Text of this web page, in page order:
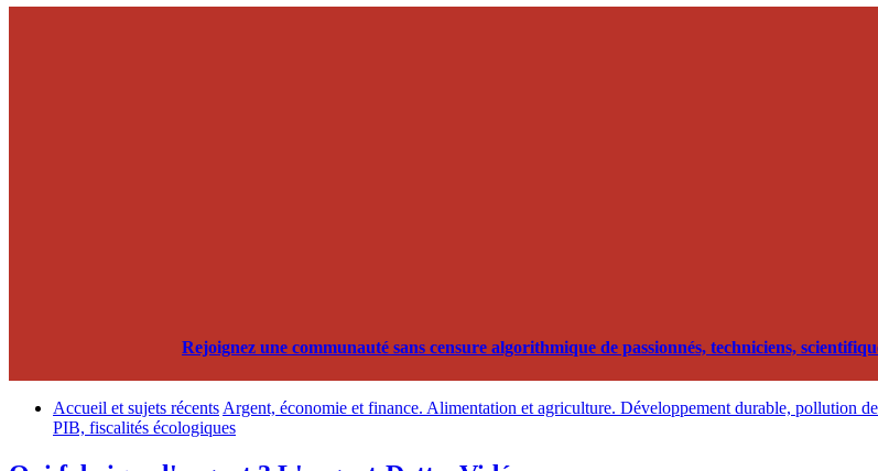
Rejoignez une communauté sans censure algorithmique de passionnés, techniciens,
Accueil et sujets récentsArgent, économie et finance. Alimentation et agriculture. Développement durable, pollution
PIB, fiscalités écologiques